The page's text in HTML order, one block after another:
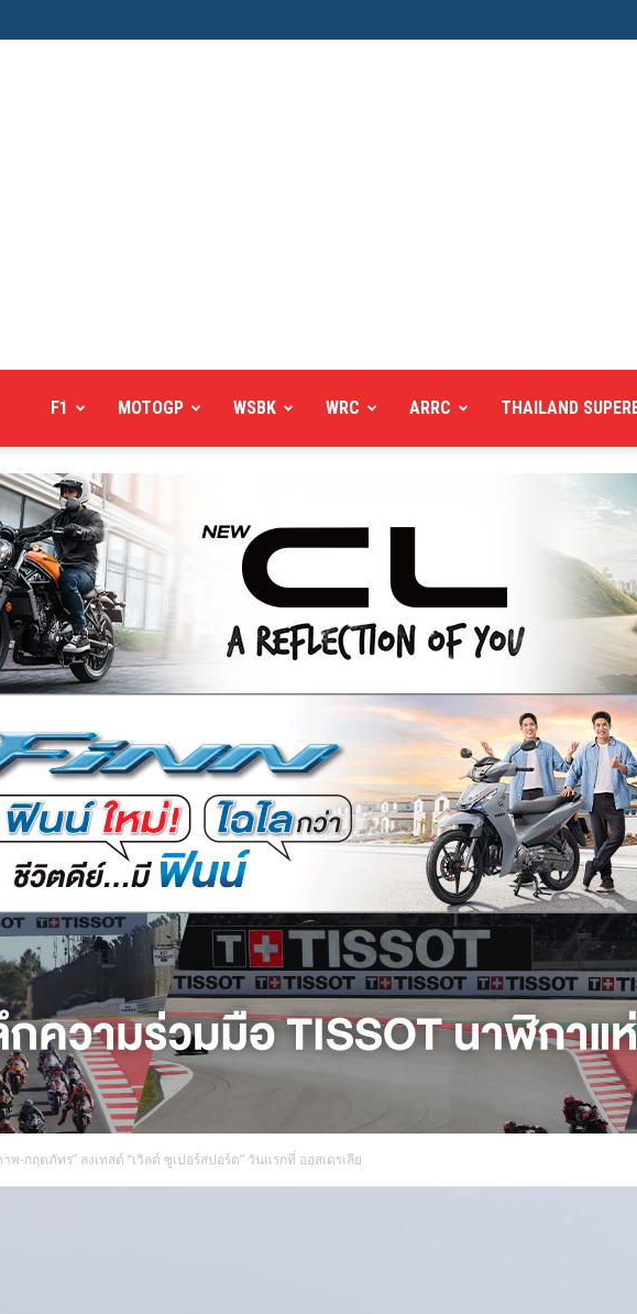
F1 MOTOGP WSBK WRC ARRC THAILAND
พ-กฤตภัทร” ลงเทสต์ “เวิลด์ ซูเปอร์สปอร์ต” วันแรกที่ ออสเตรเลีย